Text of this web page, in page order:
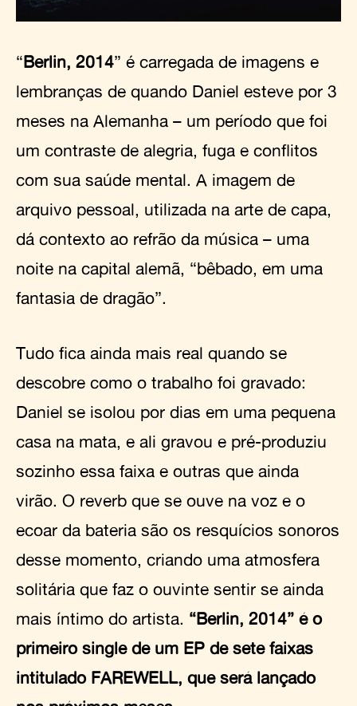
“Berlin, 2014” é carregada de imagens e
lembranças de quando Daniel esteve por 3
meses na Alemanha – um período que foi
um contraste de alegria, fuga e conflitos
com sua saúde mental. A imagem de
arquivo pessoal, utilizada na arte de capa,
dá contexto ao refrão da música – uma
noite na capital alemã, “bêbado, em uma
fantasia de dragão”.
Tudo fica ainda mais real quando se
descobre como o trabalho foi gravado:
Daniel se isolou por dias em uma pequena
casa na mata, e ali gravou e pré-produziu
sozinho essa faixa e outras que ainda
virão. O reverb que se ouve na voz e o
ecoar da bateria são os resquícios sonoros
desse momento, criando uma atmosfera
solitária que faz o ouvinte sentir se ainda
mais íntimo do artista. “Berlin, 2014” é o
primeiro single de um EP de sete faixas
intitulado FAREWELL, que será lançado